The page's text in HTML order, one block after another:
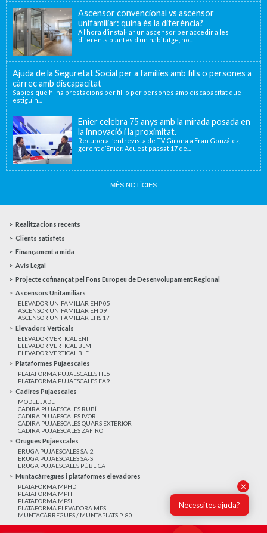
Ascensor convencional vs ascensor
unifamiliar: quina és la diferència?
A l’hora d’instal·lar un ascensor per accedir a les
diferents plantes d’un habitatge, no...
Ajuda de la Seguretat Social per a famílies amb fills o persones a
càrrec amb discapacitat
Sabies que hi ha prestacions per fill o per persones amb discapacitat que
estiguin...
Enier celebra 75 anys amb la mirada posada en
la innovació i la proximitat.
Recupera l’entrevista de TV Girona a Fran González,
gerent d’Enier. Aquest passat 17 de...
MÉS NOTÍCIES
Realitzacions recents
Clients satisfets
Finançament a mida
Avis Legal
Projecte cofinançat pel Fons Europeu de Desenvolupament Regional
Ascensors Unifamiliars
ELEVADOR UNIFAMILIAR EHP 05
ASCENSOR UNIFAMILIAR EH 09
ASCENSOR UNIFAMILIAR EHS 17
Elevadors Verticals
ELEVADOR VERTICAL ENI
ELEVADOR VERTICAL BLM
ELEVADOR VERTICAL BLE
Plataformes Pujaescales
PLATAFORMA PUJAESCALES HL6
PLATAFORMA PUJAESCALES EA9
Cadires Pujaescales
MODEL JADE
CADIRA PUJAESCALES RUBÍ
CADIRA PUJAESCALES IVORI
CADIRA PUJAESCALES QUARS EXTERIOR
CADIRA PUJAESCALES ZAFIRO
Orugues Pujaescales
ERUGA PUJAESCALES SA-2
ERUGA PUJAESCALES SA-S
ERUGA PUJAESCALES PÚBLICA
Muntacàrregues i plataformes elevadores
PLATAFORMA MPHD
PLATAFORMA MPH
PLATAFORMA MPSH
PLATAFORMA ELEVADORA MPS
MUNTACÀRREGUES / MUNTAPLATS P-80
✕
Necessites ajuda?